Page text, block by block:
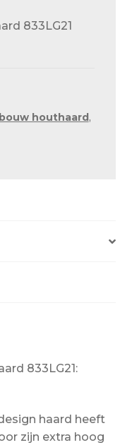
833LG21
houthaard ,
833LG21:
haard heeft
zijn extra hoog